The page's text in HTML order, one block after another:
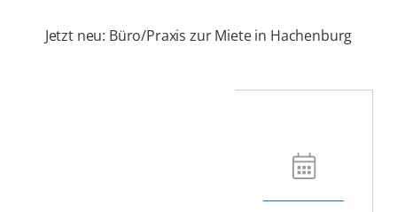
Jetzt neu: Büro/Praxis zur Miete in Hachenburg